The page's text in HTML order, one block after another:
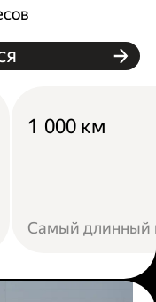
1 000 км
Самый длинный